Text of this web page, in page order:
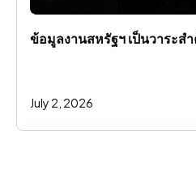
ข้อมูลงานสหรัฐฯ เป็นวาระสํ
July 2, 2026